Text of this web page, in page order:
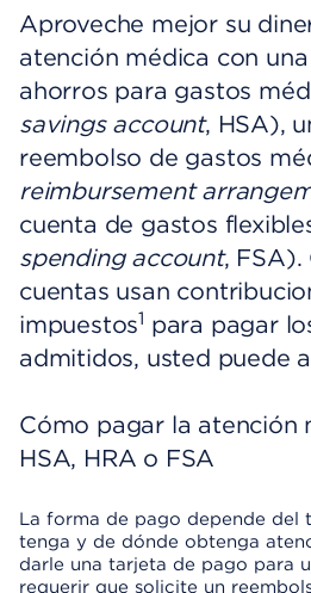
Aproveche mejor su
atención médica con
ahorros para gastos
savings account, HSA),
reembolso de gastos
reimbursement
cuenta de gastos
spending account, FSA).
cuentas usan
impuestos1 para pagar
admitidos, usted puede
Cómo pagar la atención
HSA, HRA o FSA
La forma de pago depende del
tenga y de dónde obtenga
darle una tarjeta de pago para
requerir que solicite un